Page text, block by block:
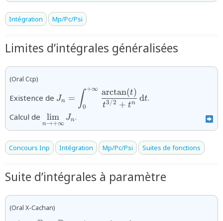
Intégration Mp/Pc/Psi
Limites d’intégrales généralisées
(Oral Ccp)
Existence de {t^{3/2}+t^{n}}\,\text{d}t}
Jn = ∫0
+∞
t3/2 + tn
arctan(t)
dt.
Calcul de
{\displaystyle\lim_{n\to+\infty}J_n}
n→+∞
lim Jn.
Concours Inp Intégration Mp/Pc/Psi Suites de fonctions
Suite d’intégrales à paramètre
(Oral X-Cachan)